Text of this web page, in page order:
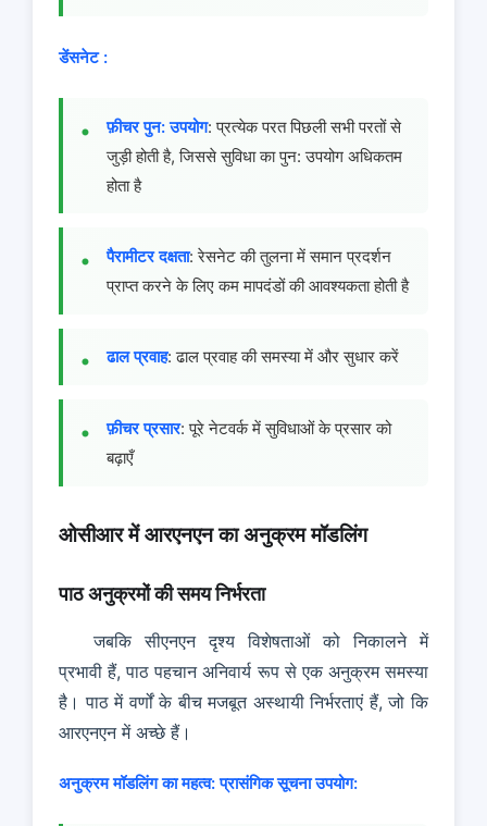
डेंसनेट :
फ़ीचर पुन: उपयोग: प्रत्येक परत पिछली सभी परतों से
जुड़ी होती है, जिससे सुविधा का पुन: उपयोग अधिकतम
होता है
पैरामीटर दक्षता: रेसनेट की तुलना में समान प्रदर्शन
प्राप्त करने के लिए कम मापदंडों की आवश्यकता होती है
ढाल प्रवाह: ढाल प्रवाह की समस्या में और सुधार करें
फ़ीचर प्रसार: पूरे नेटवर्क में सुविधाओं के प्रसार को
बढ़ाएँ
ओसीआर में आरएनएन का अनुक्रम मॉडलिंग
पाठ अनुक्रमों की समय निर्भरता
जबकि सीएनएन दृश्य विशेषताओं को निकालने में
प्रभावी हैं, पाठ पहचान अनिवार्य रूप से एक अनुक्रम समस्या
है। पाठ में वर्णों के बीच मजबूत अस्थायी निर्भरताएं हैं, जो कि
आरएनएन में अच्छे हैं।
अनुक्रम मॉडलिंग का महत्व: प्रासंगिक सूचना उपयोग: